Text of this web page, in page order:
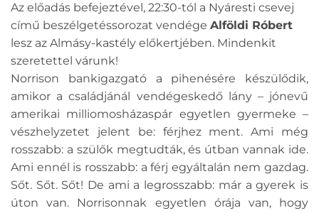
Az előadás befejeztével, 22:30-tól a Nyáresti csevej
című beszélgetéssorozat vendége Alföldi Róbert
lesz az Almásy-kastély előkertjében. Mindenkit
szeretettel várunk!
Norrison bankigazgató a pihenésére készülődik,
amikor a családjánál vendégeskedő lány – jónevű
amerikai milliomosházaspár egyetlen gyermeke –
vészhelyzetet jelent be: férjhez ment. Ami még
rosszabb: a szülők megtudták, és útban vannak ide.
Ami ennél is rosszabb: a férj egyáltalán nem gazdag.
Sőt. Sőt. Sőt! De ami a legrosszabb: már a gyerek is
úton van. Norrisonnak egyetlen órája van, hogy